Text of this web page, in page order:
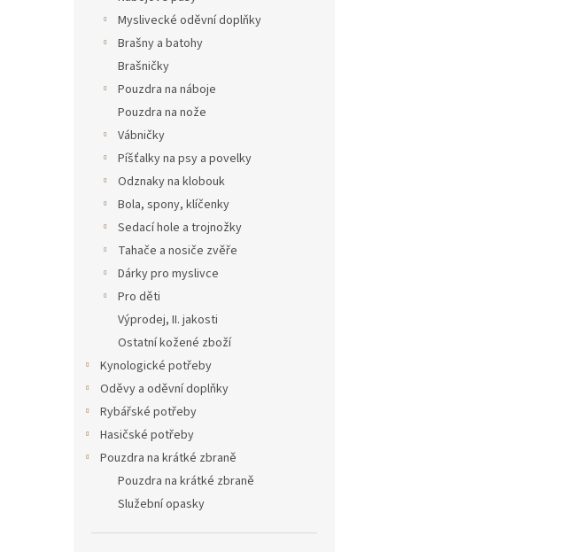
Myslivecké oděvní doplňky
Brašny a batohy
Brašničky
Pouzdra na náboje
Pouzdra na nože
Vábničky
Píšťalky na psy a povelky
Odznaky na klobouk
Bola, spony, klíčenky
Sedací hole a trojnožky
Tahače a nosiče zvěře
Dárky pro myslivce
Pro děti
Výprodej, II. jakosti
Ostatní kožené zboží
Kynologické potřeby
Oděvy a oděvní doplňky
Rybářské potřeby
Hasičské potřeby
Pouzdra na krátké zbraně
Pouzdra na krátké zbraně
Služební opasky